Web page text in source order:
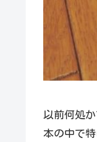
以前何処
本の中で